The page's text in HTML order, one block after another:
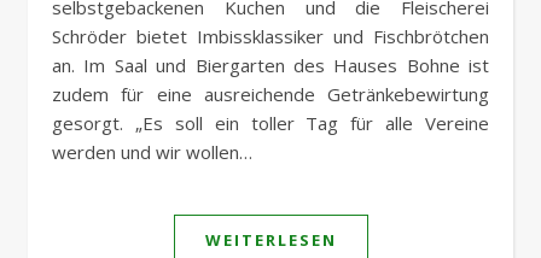
selbstgebackenen Kuchen und die Fleischerei
Schröder bietet Imbissklassiker und Fischbrötchen
an. Im Saal und Biergarten des Hauses Bohne ist
zudem für eine ausreichende Getränkebewirtung
gesorgt. „Es soll ein toller Tag für alle Vereine
werden und wir wollen…
WEITERLESEN